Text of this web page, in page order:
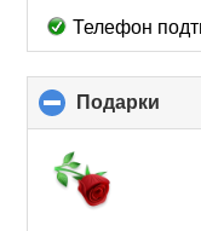
Телефон
Подарки
to